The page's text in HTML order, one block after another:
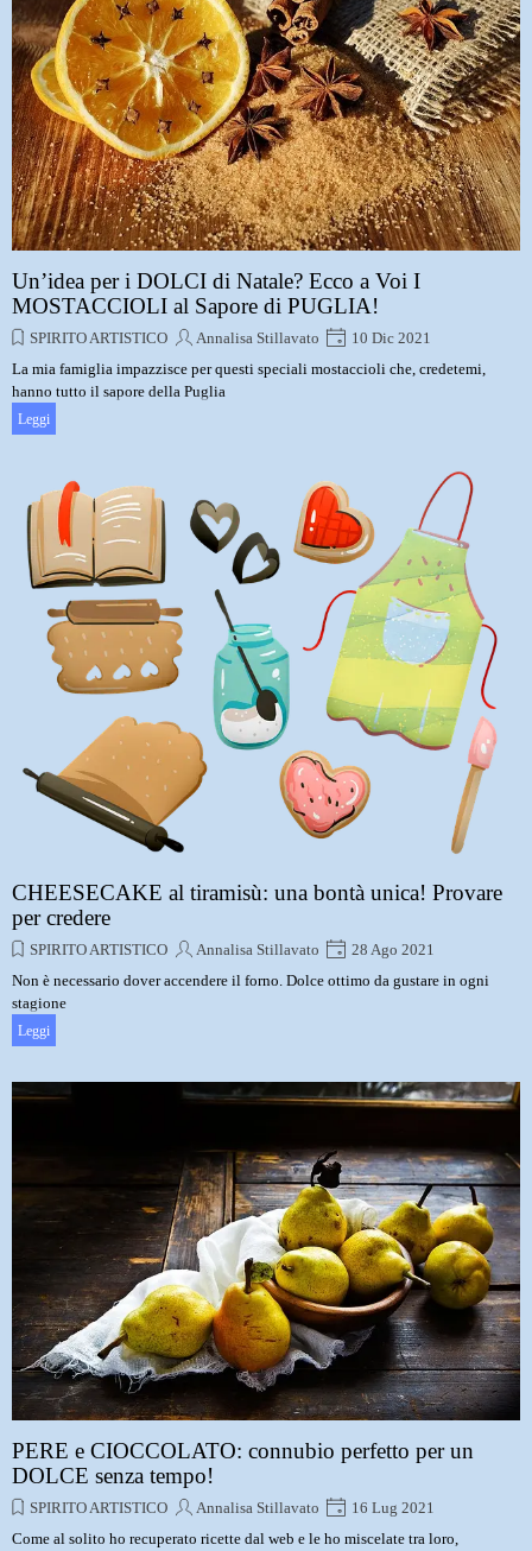
Un’idea per i DOLCI di Natale? Ecco a Voi I
MOSTACCIOLI al Sapore di PUGLIA!
SPIRITO ARTISTICO Annalisa Stillavato
10 Dic 2021
La mia famiglia impazzisce per questi speciali mostaccioli che, credetemi,
hanno tutto il sapore della Puglia
Leggi
CHEESECAKE al tiramisù: una bontà unica! Provare
per credere
SPIRITO ARTISTICO Annalisa Stillavato
28 Ago 2021
Non è necessario dover accendere il forno. Dolce ottimo da gustare in ogni
stagione
Leggi
PERE e CIOCCOLATO: connubio perfetto per un
DOLCE senza tempo!
SPIRITO ARTISTICO Annalisa Stillavato
16 Lug 2021
Come al solito ho recuperato ricette dal web e le ho miscelate tra loro,